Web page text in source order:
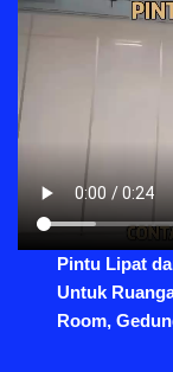
Pintu Lipat
Untuk
Room,